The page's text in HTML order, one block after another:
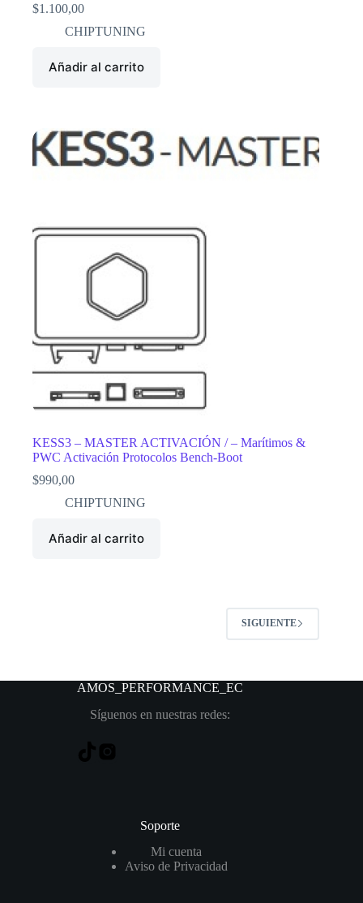
$1.100,00
CHIPTUNING
Añadir al carrito
KESS3 – MASTER ACTIVACIÓN / – Marítimos &
PWC Activación Protocolos Bench-Boot
$990,00
CHIPTUNING
Añadir al carrito
SIGUIENTE
AMOS_PERFORMANCE _EC
Síguenos en nuestras redes:
Soporte
Mi cuenta
Aviso de Privacidad